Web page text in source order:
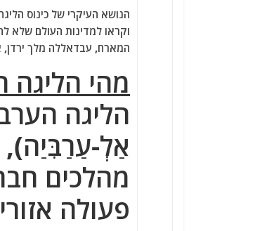
הנושא העיקרי של כינוס
וקראו למדינות העולם שלא
המארח, עבדאללה מלך ירדן,
מהי הליגה
הליגה
אַלְ-עַרַבִּיַה),
מהלכים
פעולה